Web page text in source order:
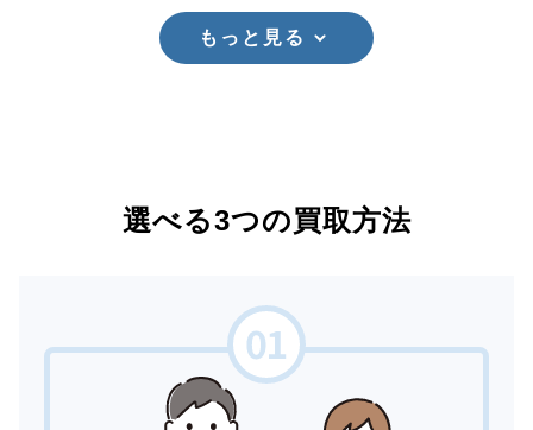
もっと見る
選べる3つの買取方法